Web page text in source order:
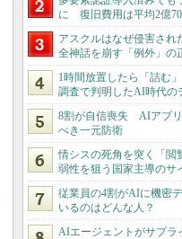
に 復旧費用は平均2億
アスクルはなぜ侵害さ
全神話を崩す「例外」の
1時間放置したら「詰む
調査で判明したAI時代の
8割が自信喪失 AIアプ
べき一元防衛
情シスの死角を突く「
弱性を狙う国家主導のサ
従業員の4割がAIに機密
いるのはどんな人？
AIエージェントがサプ